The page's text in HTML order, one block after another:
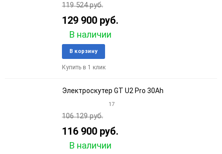
119 524 руб.
129 900 руб.
В наличии
В корзину
Купить в 1 клик
Электроскутер GT U2 Pro 30Ah
17
106 129 руб.
116 900 руб.
В наличии